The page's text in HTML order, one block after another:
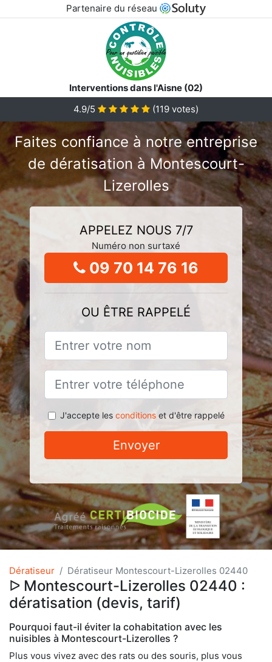
Partenaire du réseau
Interventions dans l'Aisne (02)
4.9/5
(119 votes)
Faites confiance à notre entreprise
de dératisation à Montescourt-
Lizerolles
APPELEZ NOUS 7/7
Numéro non surtaxé
09 70 14 76 16
OU ÊTRE RAPPELÉ
J'accepte les conditionset d'être rappelé
Envoyer
Dératiseur Dératiseur Montescourt-Lizerolles 02440
ᐅ Montescourt-Lizerolles 02440 :
dératisation (devis, tarif)
Pourquoi faut-il éviter la cohabitation avec les
nuisibles à Montescourt-Lizerolles ?
Plus vous vivez avec des rats ou des souris, plus vous